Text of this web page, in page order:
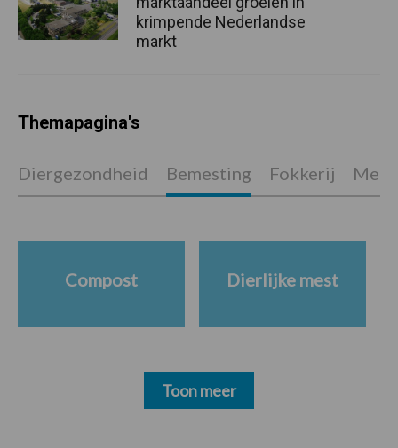
krimpende Nederlandse
markt
Themapagina's
Diergezondheid Bemesting Fokkerij
Compost Dierlijke mest
Toon meer